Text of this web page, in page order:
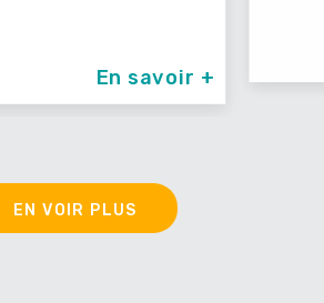
En savoir +
EN VOIR PLUS